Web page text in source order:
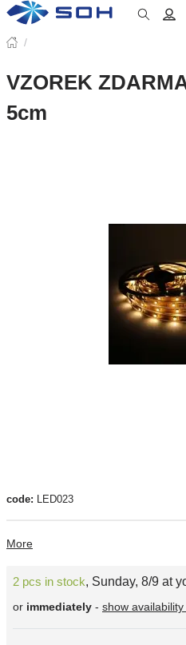
/
VZOREK
5cm
code: LED023
More
2 pcs in stock, Sunday, 8/9 at
or immediately - show